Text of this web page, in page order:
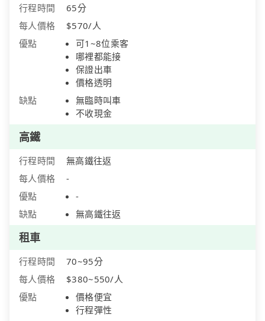
行程時間
65分
每人價格
$570/人
優點
可1~8位乘客
哪裡都能接
保證出車
價格透明
缺點
無臨時叫車
不收現金
高鐵
行程時間
無高鐵往返
每人價格
-
優點
-
缺點
無高鐵往返
租車
行程時間
70~95分
每人價格
$380~550/人
優點
價格便宜
行程彈性